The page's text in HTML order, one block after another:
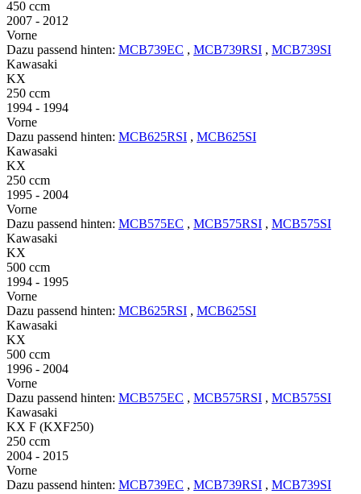
450 ccm
2007 - 2012
Vorne
Dazu passend hinten: MCB739EC , MCB739RSI , MCB739SI
Kawasaki
KX
250 ccm
1994 - 1994
Vorne
Dazu passend hinten: MCB625RSI , MCB625SI
Kawasaki
KX
250 ccm
1995 - 2004
Vorne
Dazu passend hinten: MCB575EC , MCB575RSI , MCB575SI
Kawasaki
KX
500 ccm
1994 - 1995
Vorne
Dazu passend hinten: MCB625RSI , MCB625SI
Kawasaki
KX
500 ccm
1996 - 2004
Vorne
Dazu passend hinten: MCB575EC , MCB575RSI , MCB575SI
Kawasaki
KX F (KXF250)
250 ccm
2004 - 2015
Vorne
Dazu passend hinten: MCB739EC , MCB739RSI , MCB739SI